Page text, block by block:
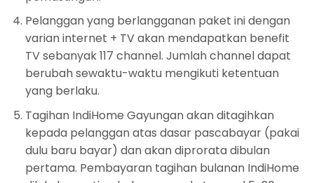
Pelanggan yang berlangganan paket ini dengan
varian internet + TV akan mendapatkan benefit
TV sebanyak 117 channel. Jumlah channel dapat
berubah sewaktu-waktu mengikuti ketentuan
yang berlaku.
Tagihan IndiHome Gayungan akan ditagihkan
kepada pelanggan atas dasar pascabayar (pakai
dulu baru bayar) dan akan diprorata dibulan
pertama. Pembayaran tagihan bulanan IndiHome